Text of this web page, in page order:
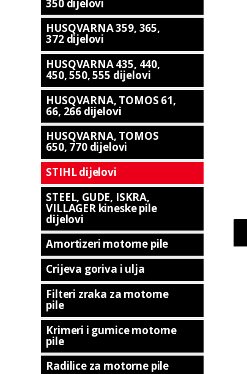
350 dijelovi
HUSQVARNA 359, 365,
372 dijelovi
HUSQVARNA 435, 440,
450, 550, 555 dijelovi
HUSQVARNA, TOMOS 61,
66, 266 dijelovi
HUSQVARNA, TOMOS
650, 770 dijelovi
STIHL dijelovi
STEEL, GUDE, ISKRA,
VILLAGER kineske pile
dijelovi
Amortizeri motorne pile
Crijeva goriva i ulja
Filteri zraka za motorne
pile
Krimeri i gumice motorne
pile
Radilice za motorne pile